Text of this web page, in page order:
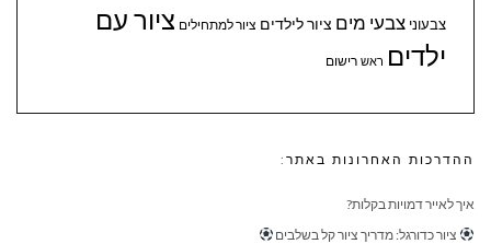
צבעוני צבעי מים ציור לילדים ציור למתחילים ציור עם
ילדים ראש רישום
ההדרכות האחרונות באתר:
איך לאייר דמויות בקלות?
ציור כדורגל: מדריך ציור קל בשלבים